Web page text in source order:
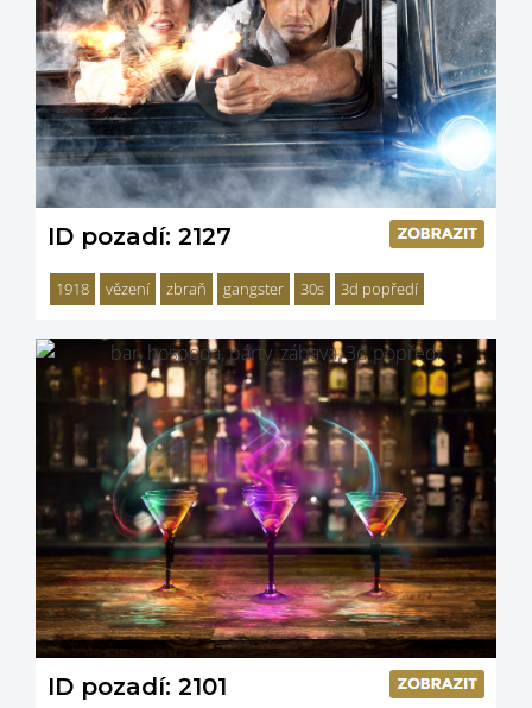
ID pozadí: 2127
1918 vězení zbraň gangster 30s 3d popředí
ID pozadí: 2101